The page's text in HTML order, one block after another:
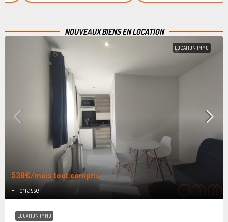
NOUVEAUX BIENS EN LOCATION
LOCATION IMMO
530€/mois tout compris
+ Terrasse
LOCATION IMMO